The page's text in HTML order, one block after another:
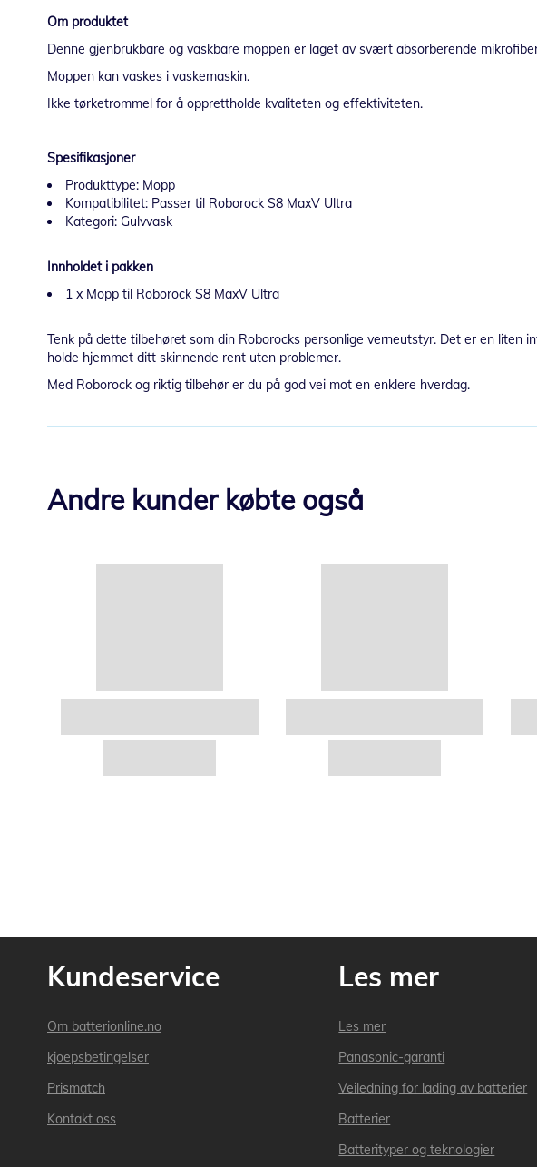
Om produktet
Denne gjenbrukbare og vaskbare moppen er laget av svært absorberende
Moppen kan vaskes i vaskemaskin.
Ikke tørketrommel for å opprettholde kvaliteten og effektiviteten.
Spesifikasjoner
Produkttype: Mopp
Kompatibilitet: Passer til Roborock S8 MaxV Ultra
Kategori: Gulvvask
Innholdet i pakken
1 x Mopp til Roborock S8 MaxV Ultra
Tenk på dette tilbehøret som din Roborocks personlige verneutstyr. Det er en
holde hjemmet ditt skinnende rent uten problemer.
Med Roborock og riktig tilbehør er du på god vei mot en enklere hverdag.
Andre kunder købte også
Kundeservice
Om batterionline.no
kjoepsbetingelser
Prismatch
Kontakt oss
Les mer
Les mer
Panasonic-garanti
Veiledning for lading av batterier
Batterier
Batterityper og teknologier